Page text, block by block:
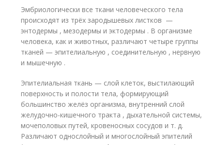
Эмбриологически все ткани человеческого тела
происходят из трёх зародышевых листков —
энтодермы , мезодермы и эктодермы . В организме
человека, как и животных, различают четыре группы
тканей — эпителиальную , соединительную , нервную
и мышечную .
Эпителиальная ткань — слой клеток, выстилающий
поверхность и полости тела, формирующий
большинство желёз организма, внутренний слой
желудочно-кишечного тракта , дыхательной системы,
мочеполовых путей, кровеносных сосудов и т. д.
Различают однослойный и многослойный эпителий